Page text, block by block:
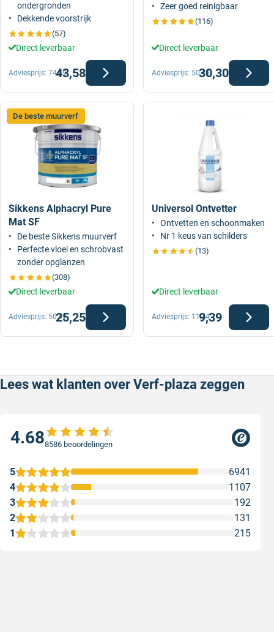
ondergronden
Dekkende voorstrijk
(57)
Direct leverbaar
43,58
Adviesprijs: 74,49
Zeer goed reinigbaar
(116)
Direct leverbaar
30,30
Adviesprijs: 50,49
De beste muurverf
Sikkens Alphacryl Pure
Mat SF
De beste Sikkens muurverf
Perfecte vloei en schrobvast
zonder opglanzen
(308)
Direct leverbaar
25,25
Adviesprijs: 50,49
Universol Ontvetter
Ontvetten en schoonmaken
Nr 1 keus van schilders
(13)
Direct leverbaar
9,39
Adviesprijs: 11,74
Lees wat klanten over Verf-plaza zeggen
4.688586 beoordelingen
1 215
2 131
3 192
4 1107
5 6941